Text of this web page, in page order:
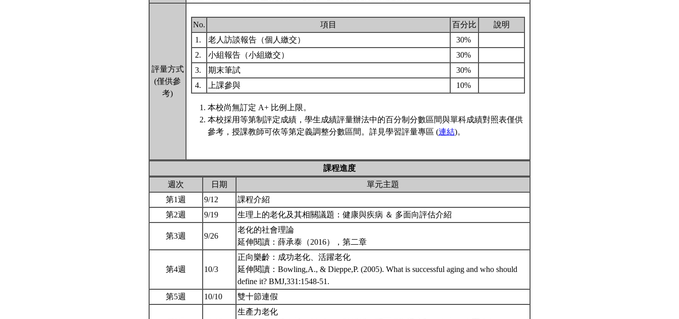
評量方式
(僅供參
考)
No. 項目 百分比
說明
1.
老人訪談報告（個人繳交）
30%
2.
小組報告（小組繳交）
30%
3.
期末筆試
30%
4.
上課參與 10%
本校尚無訂定 A+ 比例上限。
本校採用等第制評定成績，學生成績評量辦法中的百分制分數區間與單科成績對照表僅供
參考，授課教師可依等第定義調整分數區間。詳見學習評量專區 (連結)。
課程進度
週次
日期
單元主題
第1週
9/12
課程介紹
第2週
9/19 生理上的老化及其相關議題：健康與疾病 ＆ 多面向評估介紹
第3週 9/26
老化的社會理論
延伸閱讀：薛承泰（2016），第二章
第4週 10/3
正向樂齡：成功老化、活躍老化
延伸閱讀：Bowling,A., & Dieppe,P. (2005). What is successful aging and who should
define it? BMJ,331:1548-51.
第5週
10/10 雙十節連假
生產力老化